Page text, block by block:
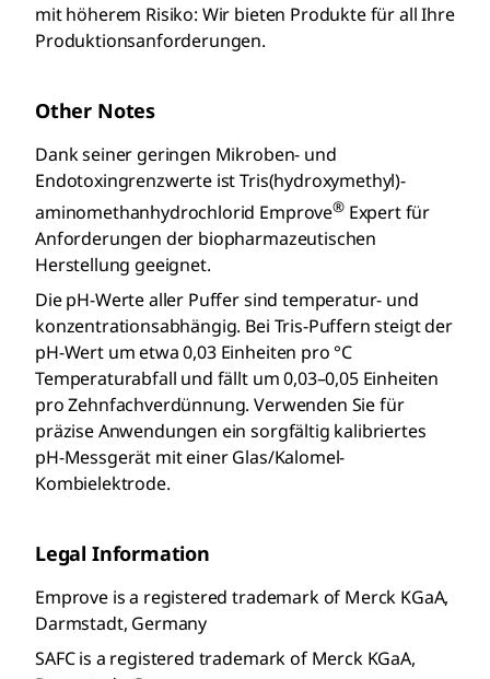
mit höherem Risiko: Wir bieten Produkte für all Ihre
Produktionsanforderungen.
Other Notes
Dank seiner geringen Mikroben- und
Endotoxingrenzwerte ist Tris(hydroxymethyl)-
aminomethanhydrochlorid Emprove®Expert für
Anforderungen der biopharmazeutischen
Herstellung geeignet.
Die pH-Werte aller Puffer sind temperatur- und
konzentrationsabhängig. Bei Tris-Puffern steigt der
pH-Wert um etwa 0,03 Einheiten pro °C
Temperaturabfall und fällt um 0,03–0,05 Einheiten
pro Zehnfachverdünnung. Verwenden Sie für
präzise Anwendungen ein sorgfältig kalibriertes
pH-Messgerät mit einer Glas/Kalomel-
Kombielektrode.
Legal Information
Emprove is a registered trademark of Merck KGaA,
Darmstadt, Germany
SAFC is a registered trademark of Merck KGaA,